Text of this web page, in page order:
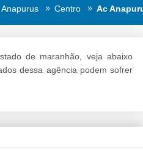
Anapurus Centro Ac
de maranhão, veja abaixo
dessa agência podem sofrer